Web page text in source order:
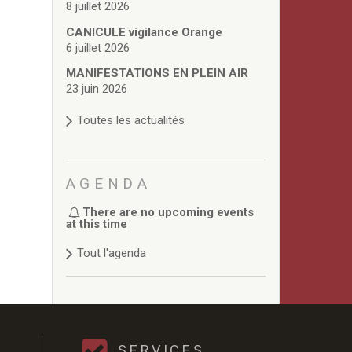
8 juillet 2026
CANICULE vigilance Orange
6 juillet 2026
MANIFESTATIONS EN PLEIN AIR
23 juin 2026
Toutes les actualités
AGENDA
There are no upcoming events
at this time
Tout l'agenda